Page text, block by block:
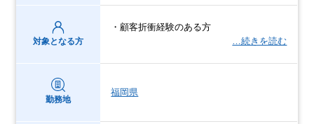
対象となる方
・顧客折衝経験のある方
…続きを読む
勤務地
福岡県